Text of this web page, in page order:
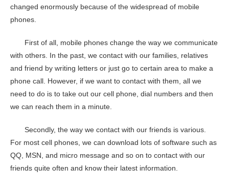
changed enormously because of the widespread of mobile
phones.
First of all, mobile phones change the way we communicate
with others. In the past, we contact with our families, relatives
and friend by writing letters or just go to certain area to make a
phone call. However, if we want to contact with them, all we
need to do is to take out our cell phone, dial numbers and then
we can reach them in a minute.
Secondly, the way we contact with our friends is various.
For most cell phones, we can download lots of software such as
QQ, MSN, and micro message and so on to contact with our
friends quite often and know their latest information.